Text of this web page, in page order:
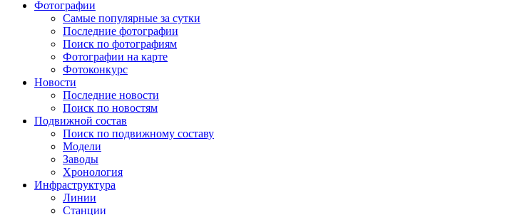
Фотографии
Cамые популярные за сутки
Последние фотографии
Поиск по фотографиям
Фотографии на карте
Фотоконкурс
Новости
Последние новости
Поиск по новостям
Подвижной состав
Поиск по подвижному составу
Модели
Заводы
Хронология
Инфраструктура
Линии
Станции